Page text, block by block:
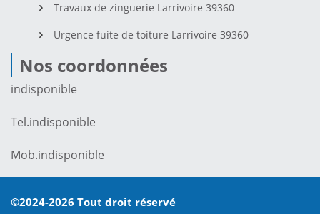
Travaux de zinguerie Larrivoire 39360
Urgence fuite de toiture Larrivoire 39360
Nos coordonnées
indisponible
Tel.indisponible
Mob.indisponible
©2024-2026 Tout droit réservé